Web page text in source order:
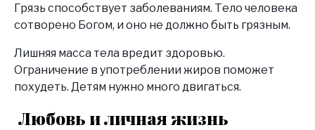
Грязь способствует заболеваниям. Тело человека
сотворено Богом, и оно не должно быть грязным.
Лишняя масса тела вредит здоровью.
Ограничение в употреблении жиров поможет
похудеть. Детям нужно много двигаться.
Любовь и личная жизнь